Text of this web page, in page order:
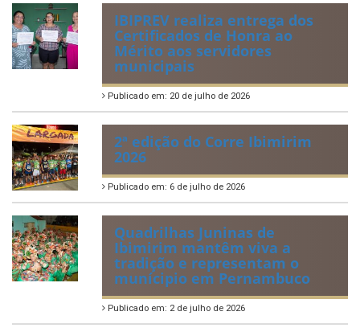
IBIPREV realiza entrega dos
Certificados de Honra ao
Mérito aos servidores
municipais
Publicado em: 20 de julho de 2026
2ª edição do Corre Ibimirim
2026
Publicado em: 6 de julho de 2026
Quadrilhas Juninas de
Ibimirim mantêm viva a
tradição e representam o
munícipio em Pernambuco
Publicado em: 2 de julho de 2026